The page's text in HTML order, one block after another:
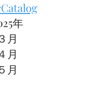
年
月
月
月